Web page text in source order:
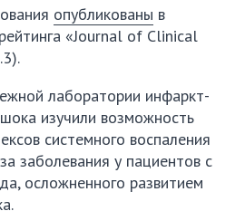
опубликованы в
«Journal of Clinical
лаборатории инфаркт-
изучили возможность
системного воспаления
заболевания у пациентов с
осложненного развитием